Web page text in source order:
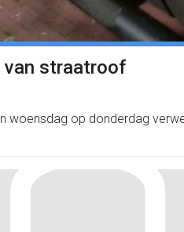
van straatroof
woensdag op donderdag